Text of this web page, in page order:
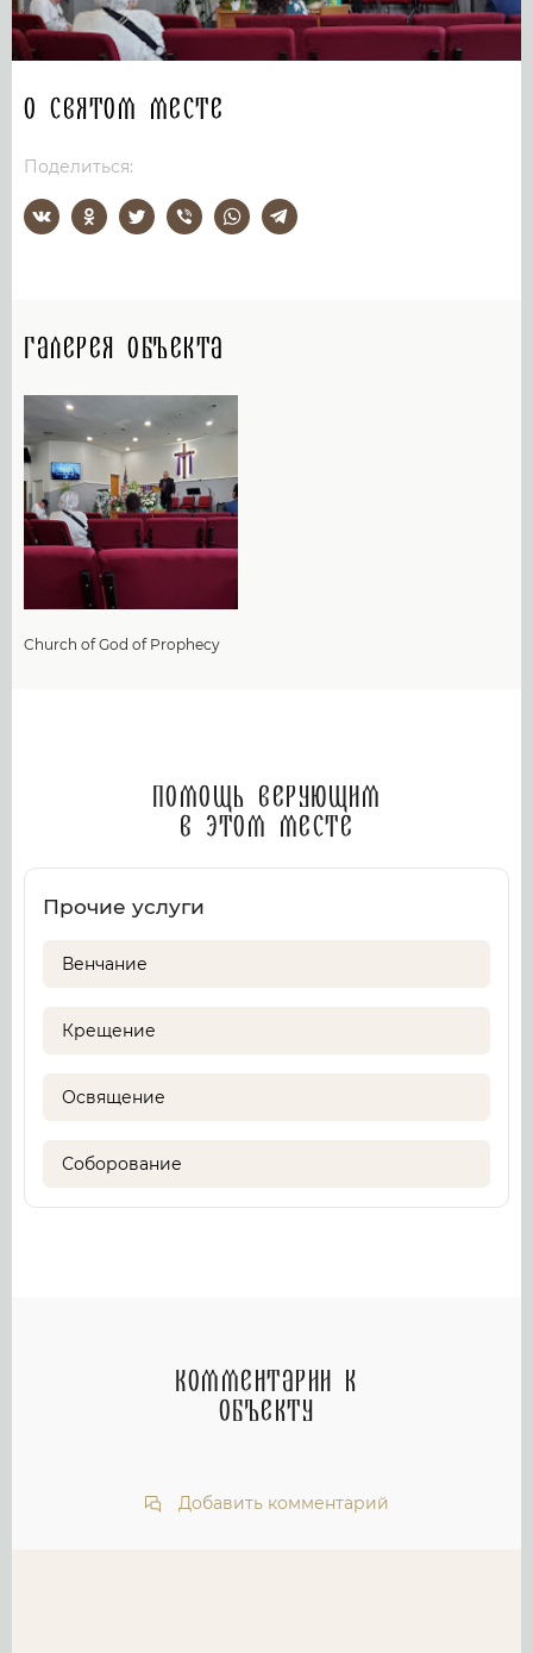
О святом месте
Поделиться:
Галерея объекта
Church of God of Prophecy
Помощь верующим
в этом месте
Прочие услуги
Венчание
Крещение
Освящение
Соборование
Комментарии к
объекту
Добавить комментарий